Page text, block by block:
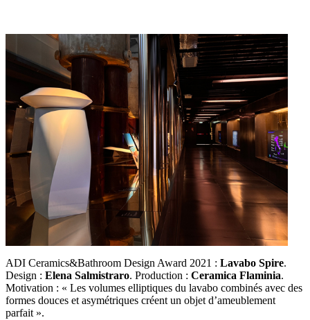
ADI Ceramics&Bathroom Design Award 2021 : Lavabo Spire.
Design : Elena Salmistraro. Production : Ceramica Flaminia.
Motivation : « Les volumes elliptiques du lavabo combinés avec des
formes douces et asymétriques créent un objet d’ameublement
parfait ».